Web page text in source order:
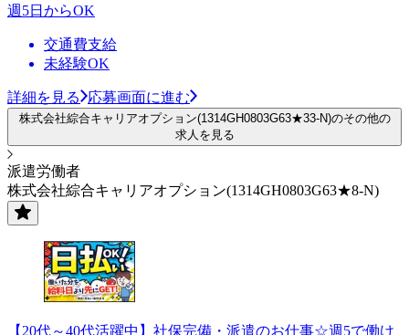
週5日からOK
交通費支給
未経験OK
詳細を見る 応募画面に進む
株式会社綜合キャリアオプション(1314GH0803G63★33-N)のその他の
求人を見る
派遣労働者
株式会社綜合キャリアオプション(1314GH0803G63★8-N)
【20代～40代活躍中】社保完備・派遣のお仕事☆週5で働け